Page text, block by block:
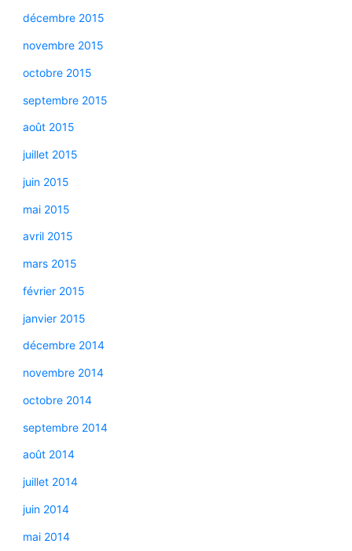
décembre 2015
novembre 2015
octobre 2015
septembre 2015
août 2015
juillet 2015
juin 2015
mai 2015
avril 2015
mars 2015
février 2015
janvier 2015
décembre 2014
novembre 2014
octobre 2014
septembre 2014
août 2014
juillet 2014
juin 2014
mai 2014